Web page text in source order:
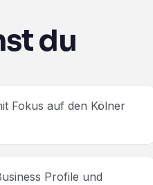
du
Fokus auf den Kölner
Profile und